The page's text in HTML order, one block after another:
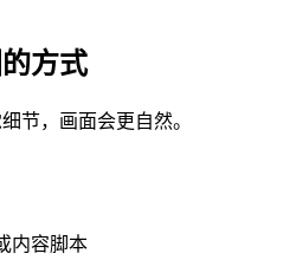
方式
节，画面会更自然。
内容脚本